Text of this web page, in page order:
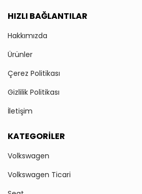
HIZLI BAĞLANTILAR
Hakkımızda
Ürünler
Çerez Politikası
Gizlilik Politikası
İletişim
KATEGORILER
Volkswagen
Volkswagen Ticari